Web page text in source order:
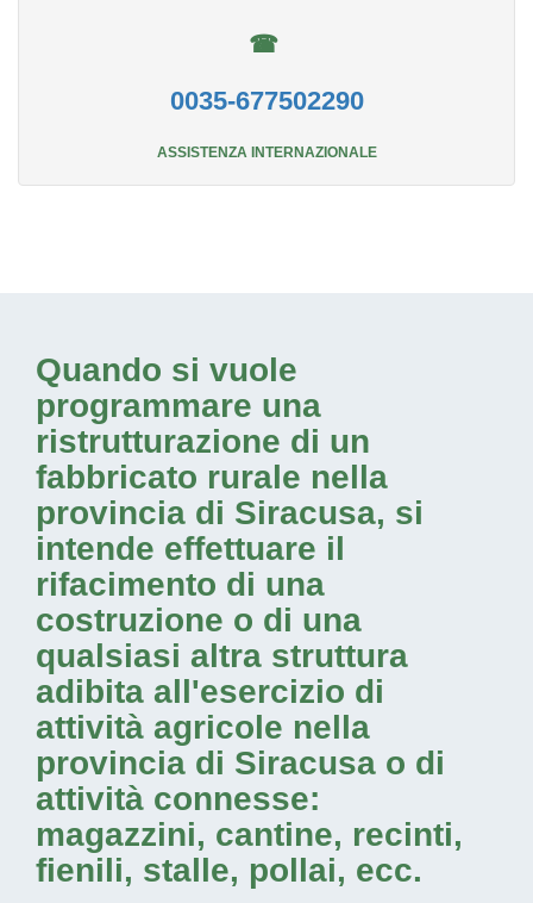
☎
0035-677502290
ASSISTENZA INTERNAZIONALE
Quando si vuole
programmare una
ristrutturazione di un
fabbricato rurale nella
provincia di Siracusa, si
intende effettuare il
rifacimento di una
costruzione o di una
qualsiasi altra struttura
adibita all'esercizio di
attività agricole nella
provincia di Siracusa o di
attività connesse:
magazzini, cantine, recinti,
fienili, stalle, pollai, ecc.